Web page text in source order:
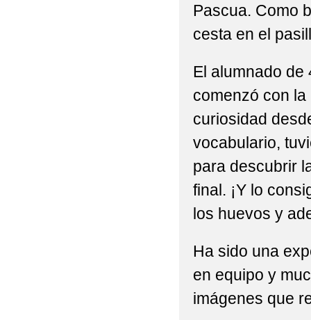
Pascua. Como
cesta en el
El alumnado de
comenzó con
curiosidad
vocabulario,
para descubrir
final. ¡Y lo
los huevos y
Ha sido una
en equipo y
imágenes que